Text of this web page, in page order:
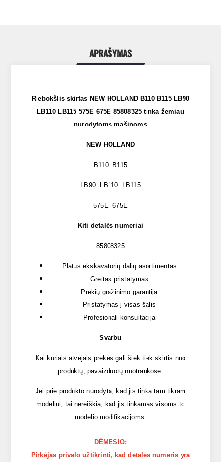
APRAŠYMAS
Riebokšlis skirtas NEW HOLLAND B110 B115 LB90
LB110 LB115 575E 675E 85808325 tinka žemiau
nurodytoms mašinoms
NEW HOLLAND
B110 B115
LB90 LB110 LB115
575E 675E
Kiti detalės numeriai
85808325
Platus ekskavatorių dalių asortimentas
Greitas pristatymas
Prekių grąžinimo garantija
Pristatymas į visas šalis
Profesionali konsultacija
Svarbu
Kai kuriais atvėjais prekės gali šiek tiek skirtis nuo
produktų, pavaizduotų nuotraukose.
Jei prie produkto nurodyta, kad jis tinka tam tikram
modeliui, tai nereiškia, kad jis tinkamas visoms to
modelio modifikacijoms.
DĖMESIO:
Pirkėjas privalo užtikrinti, kad detalės numeris yra